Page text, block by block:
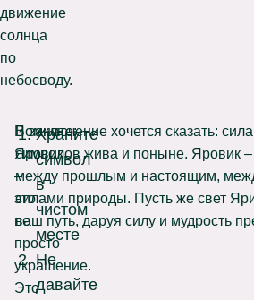
движение
солнца
по
небосводу.
Храните
символ
в
чистом
месте
Не
давайте
Помните:
Яровик
–
это
не
просто
украшение.
Это
В заключение хочется сказать:
символов жива и поныне. Яровик –
между прошлым и настоящим,
силами природы. Пусть же свет
ваш путь, даруя силу и мудрость